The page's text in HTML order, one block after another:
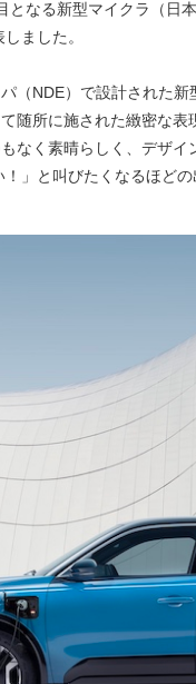
となる新型マイクラ（日
ました。
（NDE）で設計された
随所に施された緻密な表
なく素晴らしく、デザ
」と叫びたくなるほどの